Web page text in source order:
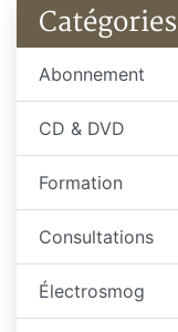
Catégories
Abonnement
CD & DVD
Formation
Consultations
Électrosmog